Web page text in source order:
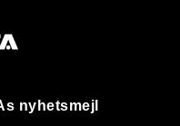
nyhetsmejl